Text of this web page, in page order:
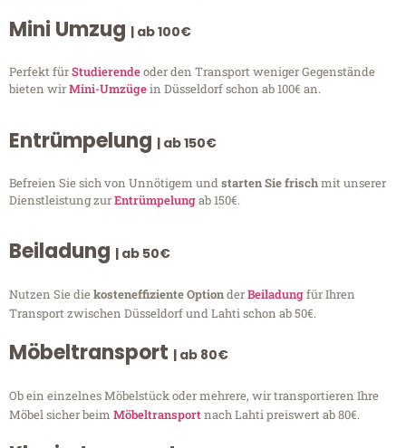
Mini Umzug | ab 100€
Perfekt fürStudierendeoder den Transport weniger Gegenstände
bieten wirMini-Umzügein Düsseldorf schon ab 100€ an.
Entrümpelung | ab 150€
Befreien Sie sich von Unnötigem undstarten Sie frischmit unserer
Dienstleistung zurEntrümpelungab 150€.
Beiladung | ab 50€
Nutzen Sie diekosteneffiziente OptionderBeiladungfür Ihren
Transport zwischen Düsseldorf und Lahti schon ab 50€.
Möbeltransport | ab 80€
Ob ein einzelnes Möbelstück oder mehrere, wir transportieren Ihre
Möbel sicher beim Möbeltransportnach Lahti preiswert ab 80€.